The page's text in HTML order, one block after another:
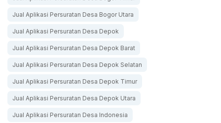
Jual Aplikasi Persuratan Desa Bogor Utara
Jual Aplikasi Persuratan Desa Depok
Jual Aplikasi Persuratan Desa Depok Barat
Jual Aplikasi Persuratan Desa Depok Selatan
Jual Aplikasi Persuratan Desa Depok Timur
Jual Aplikasi Persuratan Desa Depok Utara
Jual Aplikasi Persuratan Desa Indonesia